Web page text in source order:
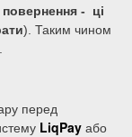
повернення - ці
). Таким чином
перед
LiqPay або